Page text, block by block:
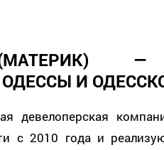
—
И
девелоперская
с 2010 года и